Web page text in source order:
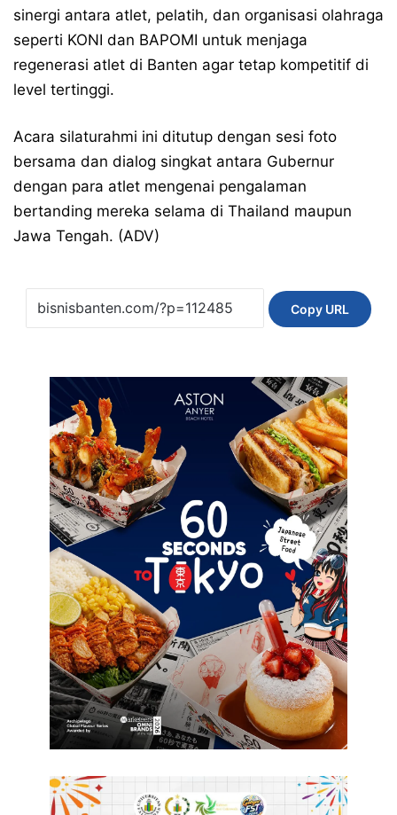
sinergi antara atlet, pelatih, dan organisasi olahraga
seperti KONI dan BAPOMI untuk menjaga
regenerasi atlet di Banten agar tetap kompetitif di
level tertinggi.
Acara silaturahmi ini ditutup dengan sesi foto
bersama dan dialog singkat antara Gubernur
dengan para atlet mengenai pengalaman
bertanding mereka selama di Thailand maupun
Jawa Tengah. (ADV)
Copy URL